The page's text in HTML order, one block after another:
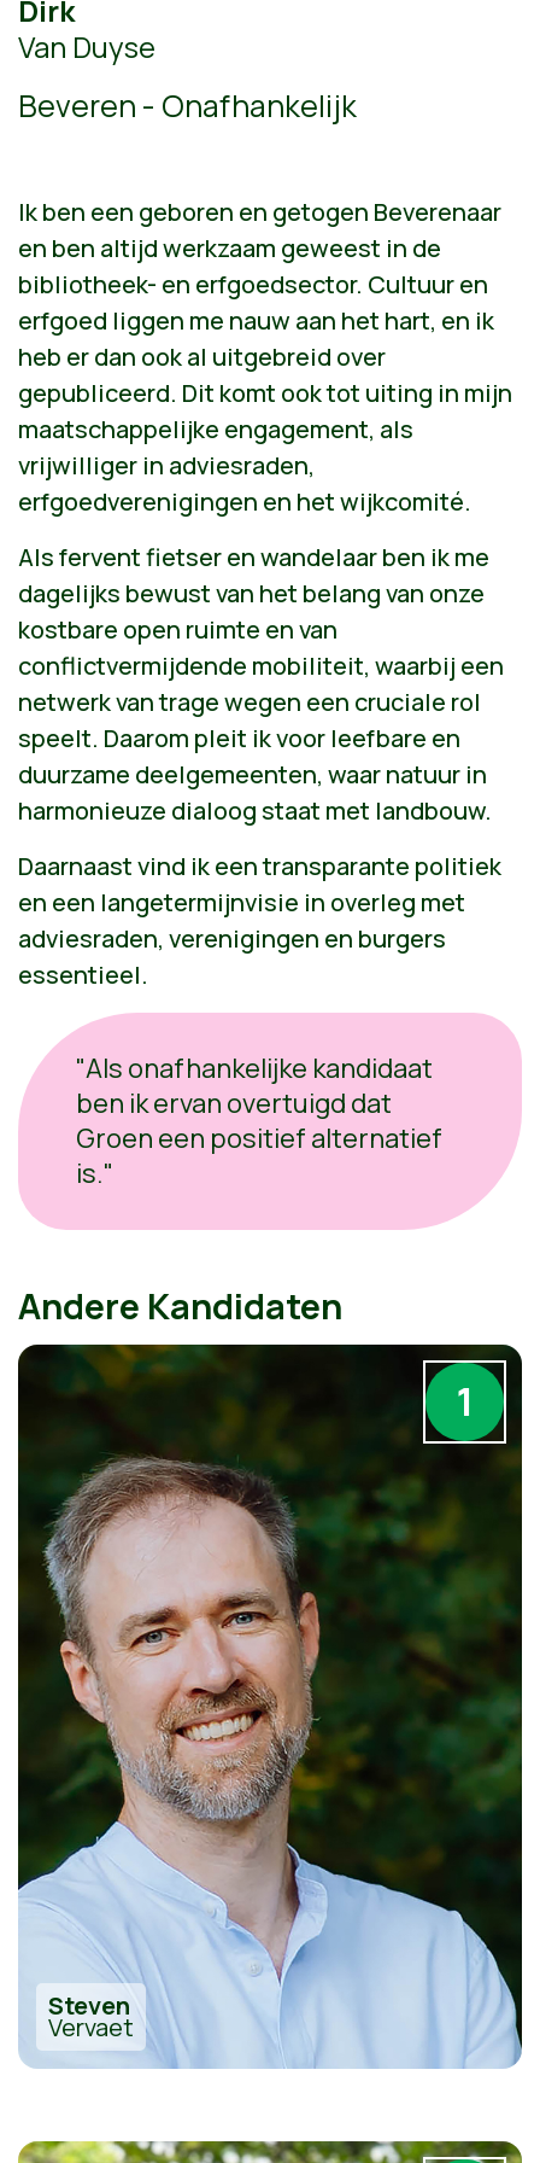
Dirk
Van Duyse
Beveren - Onafhankelijk
Ik ben een geboren en getogen Beverenaar
en ben altijd werkzaam geweest in de
bibliotheek- en erfgoedsector. Cultuur en
erfgoed liggen me nauw aan het hart, en ik
heb er dan ook al uitgebreid over
gepubliceerd. Dit komt ook tot uiting in mijn
maatschappelijke engagement, als
vrijwilliger in adviesraden,
erfgoedverenigingen en het wijkcomité.
Als fervent fietser en wandelaar ben ik me
dagelijks bewust van het belang van onze
kostbare open ruimte en van
conflictvermijdende mobiliteit, waarbij een
netwerk van trage wegen een cruciale rol
speelt. Daarom pleit ik voor leefbare en
duurzame deelgemeenten, waar natuur in
harmonieuze dialoog staat met landbouw.
Daarnaast vind ik een transparante politiek
en een langetermijnvisie in overleg met
adviesraden, verenigingen en burgers
essentieel.
"Als onafhankelijke kandidaat
ben ik ervan overtuigd dat
Groen een positief alternatief
is."
Andere Kandidaten
1
Steven
Vervaet